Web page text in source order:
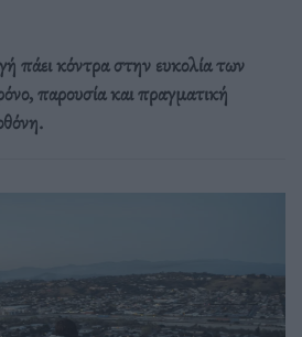
πάει κόντρα στην ευκολία των
παρουσία και πραγματική